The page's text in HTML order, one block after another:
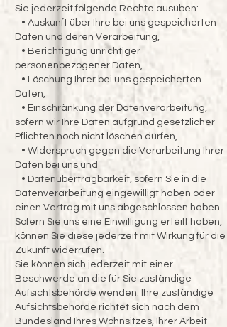
Sie jederzeit folgende Rechte ausüben:
• Auskunft über Ihre bei uns gespeicherten
Daten und deren Verarbeitung,
• Berichtigung unrichtiger
personenbezogener Daten,
• Löschung Ihrer bei uns gespeicherten
Daten,
• Einschränkung der Datenverarbeitung,
sofern wir Ihre Daten aufgrund gesetzlicher
Pflichten noch nicht löschen dürfen,
• Widerspruch gegen die Verarbeitung Ihrer
Daten bei uns und
• Datenübertragbarkeit, sofern Sie in die
Datenverarbeitung eingewilligt haben oder
einen Vertrag mit uns abgeschlossen haben.
Sofern Sie uns eine Einwilligung erteilt haben,
können Sie diese jederzeit mit Wirkung für die
Zukunft widerrufen.
Sie können sich jederzeit mit einer
Beschwerde an die für Sie zuständige
Aufsichtsbehörde wenden. Ihre zuständige
Aufsichtsbehörde richtet sich nach dem
Bundesland Ihres Wohnsitzes, Ihrer Arbeit